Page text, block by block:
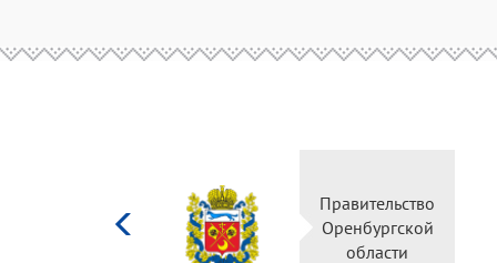
культуры
Российской
Правительство
Оренбургской
области